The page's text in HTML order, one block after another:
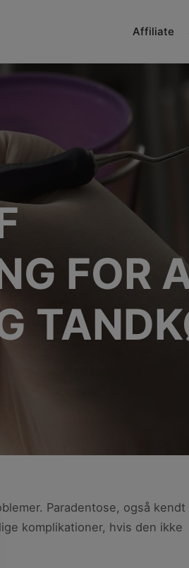
Affiliate
FOR
Paradentose, også kendt
komplikationer, hvis den ikke